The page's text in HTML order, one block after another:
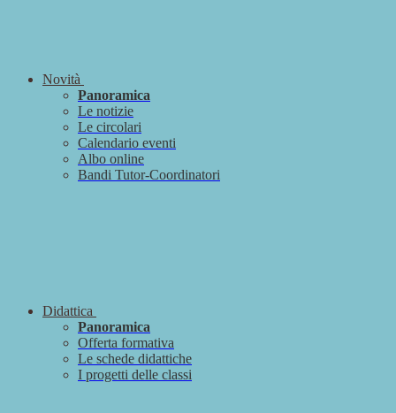
Novità
Panoramica
Le notizie
Le circolari
Calendario eventi
Albo online
Bandi Tutor-Coordinatori
Didattica
Panoramica
Offerta formativa
Le schede didattiche
I progetti delle classi